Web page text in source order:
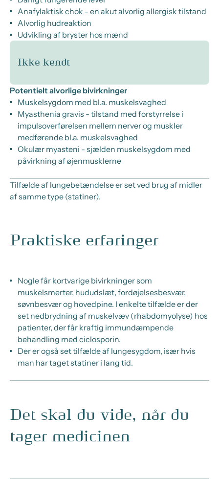
Anafylaktisk chok - en akut alvorlig allergisk tilstand
Alvorlig hudreaktion
Udvikling af bryster hos mænd
Ikke kendt
Potentielt alvorlige bivirkninger
Muskelsygdom med bl.a. muskelsvaghed
Myasthenia gravis - tilstand med forstyrrelse i
impulsoverførelsen mellem nerver og muskler
medførende bl.a. muskelsvaghed
Okulær myasteni - sjælden muskelsygdom med
påvirkning af øjenmusklerne
Tilfælde af lungebetændelse er set ved brug af midler
af samme type (statiner).
Praktiske erfaringer
Nogle får kortvarige bivirkninger som
muskelsmerter, hududslæt, fordøjelsesbesvær,
søvnbesvær og hovedpine. I enkelte tilfælde er der
set nedbrydning af muskelvæv (rhabdomyolyse) hos
patienter, der får kraftig immundæmpende
behandling med ciclosporin.
Der er også set tilfælde af lungesygdom, især hvis
man har taget statiner i lang tid.
Det skal du vide, når du
tager medicinen